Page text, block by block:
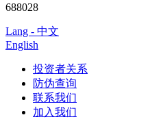
688028
Lang - 中文
English
投资者关系
防伪查询
联系我们
加入我们